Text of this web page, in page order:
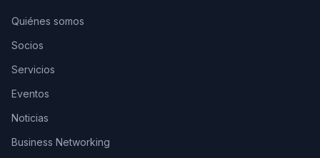
Quiénes somos
Socios
Servicios
Eventos
Noticias
Business Networking